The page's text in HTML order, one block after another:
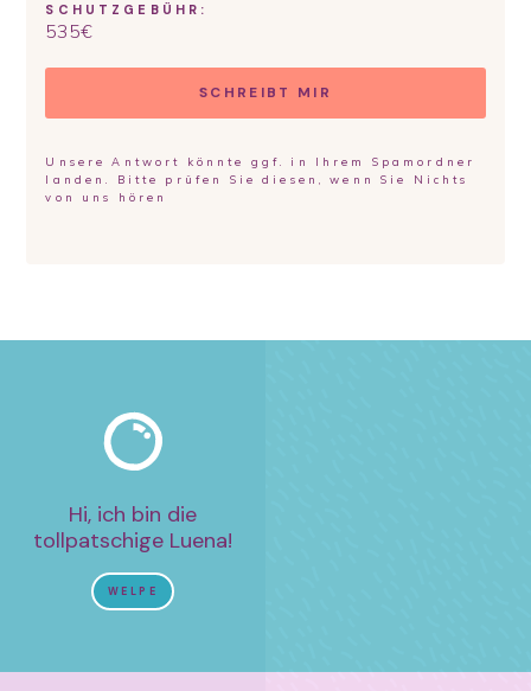
SCHUTZGEBÜHR:
535€
SCHREIBT MIR
Unsere Antwort könnte ggf. in Ihrem Spamordner
landen. Bitte prüfen Sie diesen, wenn Sie Nichts
von uns hören
Hi, ich bin die
tollpatschige Luena!
WELPE